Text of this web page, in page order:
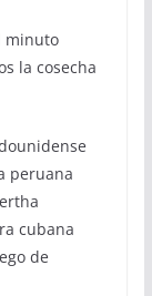
minuto
la cosecha
peruana
cubana
de